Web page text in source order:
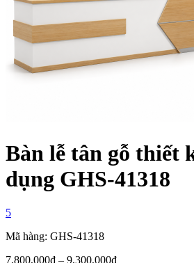
Bàn lễ tân gỗ thiết
dụng GHS-41318
5
Mã hàng: GHS-41318
7,800,000₫ – 9,300,000₫